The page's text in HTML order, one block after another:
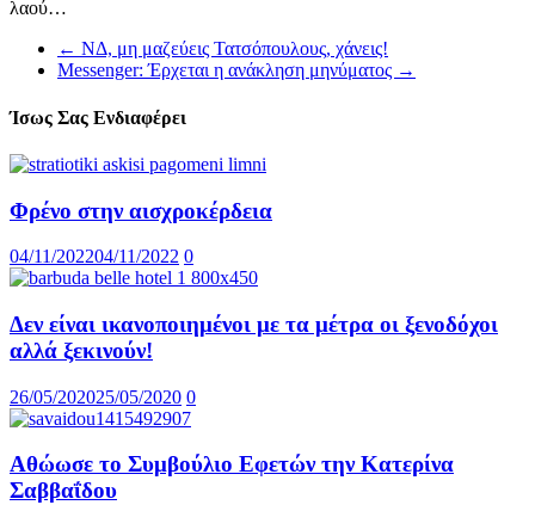
λαού…
← ΝΔ, μη μαζεύεις Τατσόπουλους, χάνεις!
Messenger: Έρχεται η ανάκληση μηνύματος →
Ίσως Σας Ενδιαφέρει
Φρένο στην αισχροκέρδεια
04/11/202204/11/2022 0
Δεν είναι ικανοποιημένοι με τα μέτρα οι ξενοδόχοι
αλλά ξεκινούν!
26/05/202025/05/2020 0
Αθώωσε το Συμβούλιο Εφετών την Κατερίνα
Σαββαΐδου